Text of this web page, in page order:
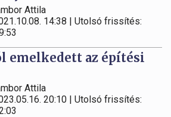
Attila
14:38 | Utolsó frissítés:
emelkedett az építési
Attila
20:10 | Utolsó frissítés: